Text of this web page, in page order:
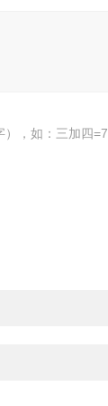
），如：三加四=7